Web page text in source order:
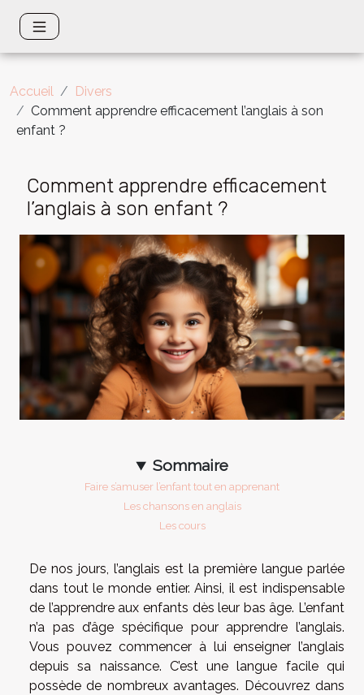
Accueil
Divers
Comment apprendre efficacement l’anglais à son
enfant ?
Comment apprendre efficacement
l’anglais à son enfant ?
Sommaire
Faire s’amuser l’enfant tout en apprenant
Les chansons en anglais
Les cours
De nos jours, l’anglais est la première langue parlée
dans tout le monde entier. Ainsi, il est indispensable
de l’apprendre aux enfants dès leur bas âge. L’enfant
n’a pas d’âge spécifique pour apprendre l’anglais.
Vous pouvez commencer à lui enseigner l’anglais
depuis sa naissance. C’est une langue facile qui
possède de nombreux avantages. Découvrez dans